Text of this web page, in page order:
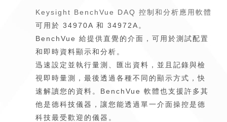
Keysight BenchVue DAQ 控制和分析應用軟體
可用於 34970A 和 34972A。
BenchVue 給提供直覺的介面，可用於測試配置
和即時資料顯示和分析。
迅速設定並執行量測、匯出資料，並且記錄與檢
視即時量測，最後透過各種不同的顯示方式，快
速解讀您的資料。BenchVue 軟體也支援許多其
他是德科技儀器，讓您能透過單一介面操控是德
科技最受歡迎的儀器。